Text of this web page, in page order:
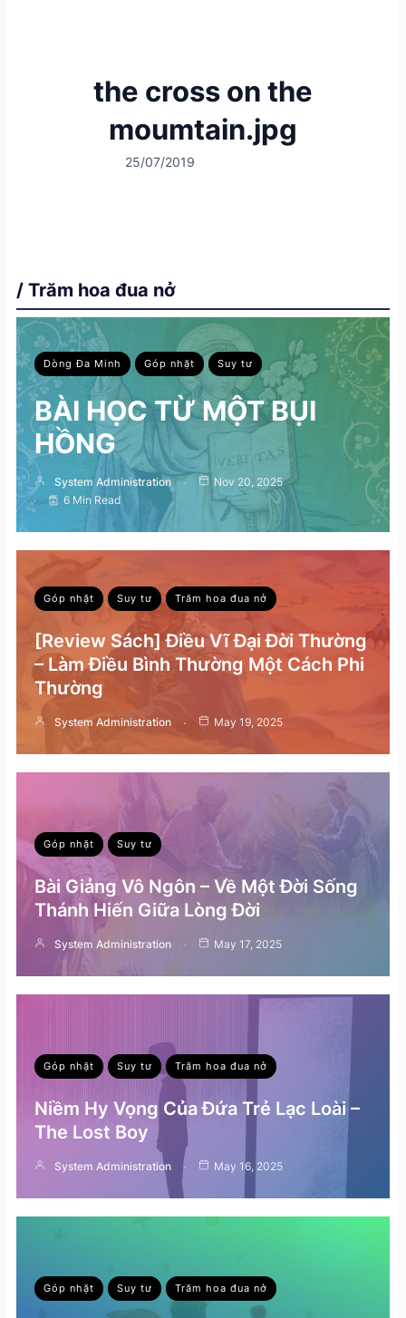
the cross on the
moumtain.jpg
25/07/2019
/ Trăm hoa đua nở
Dòng Đa Minh Góp nhặt Suy tư
BÀI HỌC TỪ MỘT BỤI
HỒNG
System Administration
Nov 20, 2025
6 Min Read
Góp nhặt Suy tư Trăm hoa đua nở
[Review Sách] Điều Vĩ Đại Đời Thường
– Làm Điều Bình Thường Một Cách Phi
Thường
System Administration May 19, 2025
Góp nhặt Suy tư
Bài Giảng Vô Ngôn – Về Một Đời Sống
Thánh Hiến Giữa Lòng Đời
System Administration May 17, 2025
Góp nhặt Suy tư Trăm hoa đua nở
Niềm Hy Vọng Của Đứa Trẻ Lạc Loài –
The Lost Boy
System Administration May 16, 2025
Góp nhặt Suy tư Trăm hoa đua nở